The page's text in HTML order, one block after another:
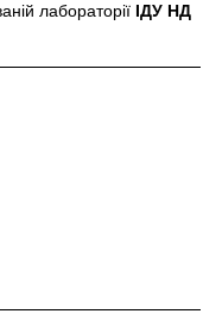
лабораторії ІДУ НД